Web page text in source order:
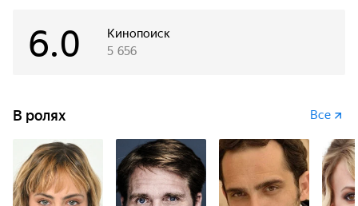
Кинопоиск
6.0 5 656
В ролях Все